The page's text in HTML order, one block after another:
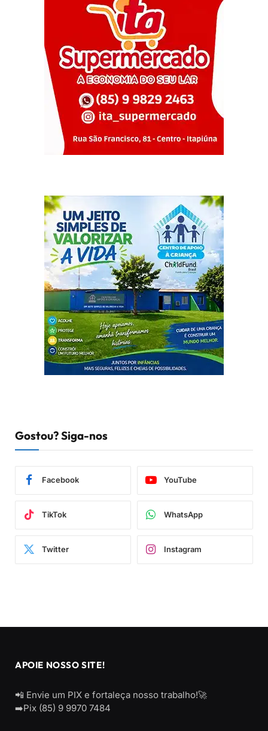
Gostou? Siga-nos
Facebook YouTube
TikTok WhatsApp
Twitter Instagram
APOIE NOSSO SITE!
📲 Envie um PIX e fortaleça nosso trabalho!🚀
➡️Pix (85) 9 9970 7484